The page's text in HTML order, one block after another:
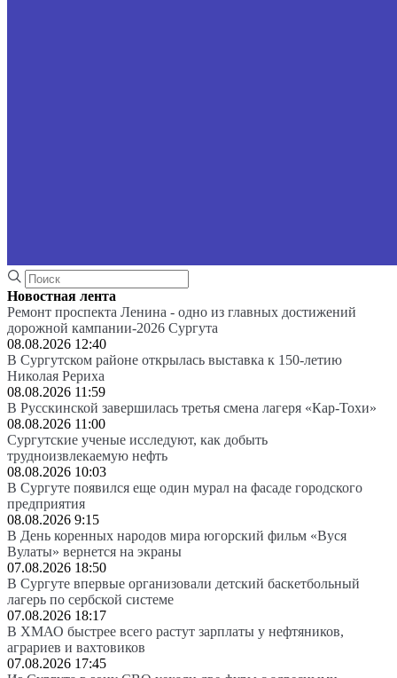
Новостная лента
Ремонт проспекта Ленина - одно из главных достижений
дорожной кампании-2026 Сургута
08.08.2026 12:40
В Сургутском районе открылась выставка к 150-летию
Николая Рериха
08.08.2026 11:59
В Русскинской завершилась третья смена лагеря «Кар-Тохи»
08.08.2026 11:00
Сургутские ученые исследуют, как добыть
трудноизвлекаемую нефть
08.08.2026 10:03
В Сургуте появился еще один мурал на фасаде городского
предприятия
08.08.2026 9:15
В День коренных народов мира югорский фильм «Вуся
Вулаты» вернется на экраны
07.08.2026 18:50
В Сургуте впервые организовали детский баскетбольный
лагерь по сербской системе
07.08.2026 18:17
В ХМАО быстрее всего растут зарплаты у нефтяников,
аграриев и вахтовиков
07.08.2026 17:45